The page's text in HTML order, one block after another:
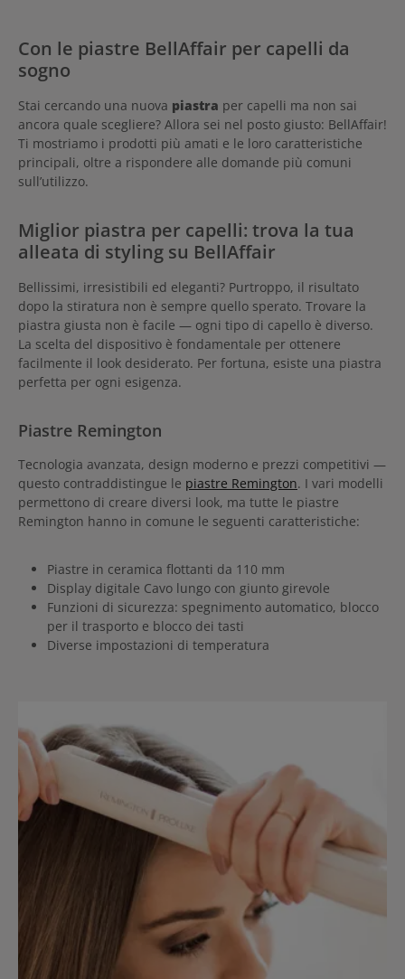
Con le piastre BellAffair per capelli da
sogno
Stai cercando una nuova piastra per capelli ma non sai
ancora quale scegliere? Allora sei nel posto giusto: BellAffair!
Ti mostriamo i prodotti più amati e le loro caratteristiche
principali, oltre a rispondere alle domande più comuni
sull’utilizzo.
Miglior piastra per capelli: trova la tua
alleata di styling su BellAffair
Bellissimi, irresistibili ed eleganti? Purtroppo, il risultato
dopo la stiratura non è sempre quello sperato. Trovare la
piastra giusta non è facile — ogni tipo di capello è diverso.
La scelta del dispositivo è fondamentale per ottenere
facilmente il look desiderato. Per fortuna, esiste una piastra
perfetta per ogni esigenza.
Piastre Remington
Tecnologia avanzata, design moderno e prezzi competitivi —
questo contraddistingue le piastre Remington. I vari modelli
permettono di creare diversi look, ma tutte le piastre
Remington hanno in comune le seguenti caratteristiche:
Piastre in ceramica flottanti da 110 mm
Display digitale Cavo lungo con giunto girevole
Funzioni di sicurezza: spegnimento automatico, blocco
per il trasporto e blocco dei tasti
Diverse impostazioni di temperatura